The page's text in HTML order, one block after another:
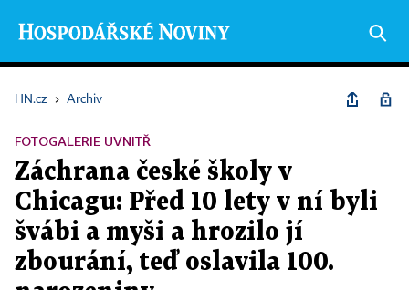
HN.cz › Archiv
FOTOGALERIE UVNITŘ
Záchrana české školy v
Chicagu: Před 10 lety v ní byli
švábi a myši a hrozilo jí
zbourání, teď oslavila 100.